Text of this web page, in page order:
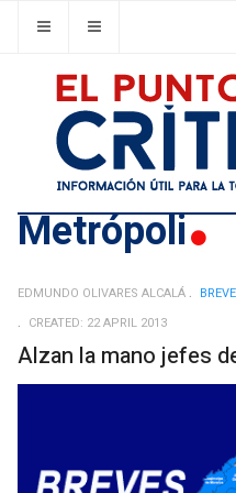
Metrópoli
EDMUNDO OLIVARES ALCALÁ
CREATED: 22 APRIL 2013
Alzan la mano jefes